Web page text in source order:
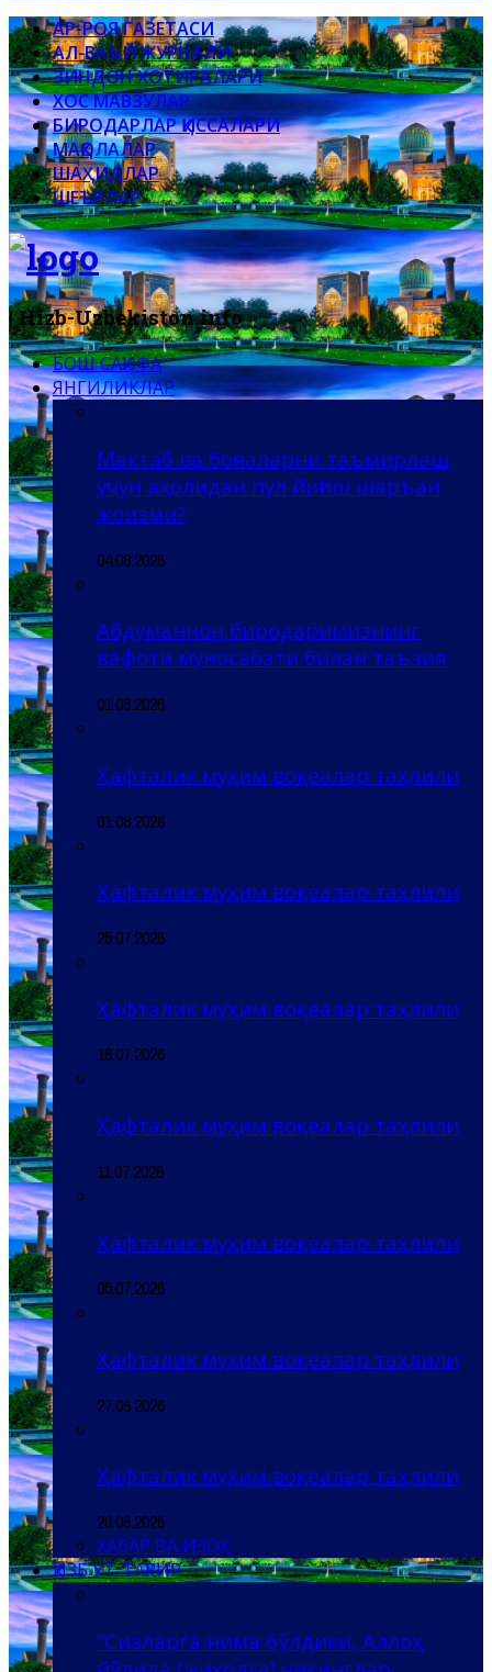
АР-РОЯ ГАЗЕТАСИ
АЛ-ВАЪЙ ЖУРНАЛИ
ЗИНДОН ХОТИРАЛАРИ
ХОС МАВЗУЛАР
БИРОДАРЛАР ҚИССАЛАРИ
МАҚОЛАЛАР
ШАҲИДЛАР
ШЕЪРЛАР
| Hizb-Uzbekiston.info
БОШ САҲИФА
ЯНГИЛИКЛАР
Мактаб ва боғчаларни таъмирлаш
учун аҳолидан пул йиғиш шаръан
жоизми?
04.08.2026
Абдуманнон биродаримизнинг
вафоти муносабати билан таъзия
01.08.2026
Ҳафталик муҳим воқеалар таҳлили
01.08.2026
Ҳафталик муҳим воқеалар таҳлили
25.07.2026
Ҳафталик муҳим воқеалар таҳлили
18.07.2026
Ҳафталик муҳим воқеалар таҳлили
11.07.2026
Ҳафталик муҳим воқеалар таҳлили
05.07.2026
Ҳафталик муҳим воқеалар таҳлили
27.06.2026
Ҳафталик муҳим воқеалар таҳлили
20.06.2026
ХАБАР ВА ИЗОҲ
ҲИЗБ УТ-ТАҲРИР
“Сизларга нима бўлдики, Аллоҳ